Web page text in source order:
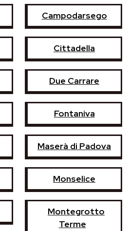
Campodarsego
Cittadella
Due Carrare
Fontaniva
Maserà di Padova
Monselice
Montegrotto
Terme